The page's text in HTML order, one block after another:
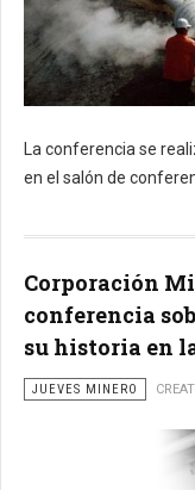
La conferencia se
en el salón de
Corporación
conferencia
su historia en
JUEVES MINERO